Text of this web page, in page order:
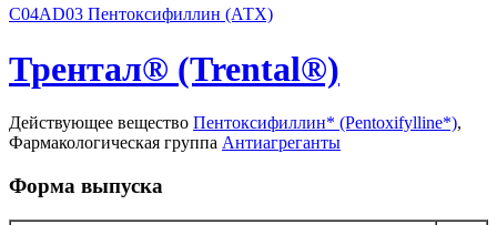
C04AD03 Пентоксифиллин (АТХ)
Трентал® (Trental®)
Действующее вещество Пентоксифиллин* (Pentoxifylline*),
Фармакологическая группа Антиагреганты
Форма выпуска